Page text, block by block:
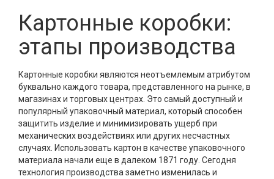
Картонные коробки:
этапы производства
Картонные коробки являются неотъемлемым атрибутом
буквально каждого товара, представленного на рынке, в
магазинах и торговых центрах. Это самый доступный и
популярный упаковочный материал, который способен
защитить изделие и минимизировать ущерб при
механических воздействиях или других несчастных
случаях. Использовать картон в качестве упаковочного
материала начали еще в далеком 1871 году. Сегодня
технология производства заметно изменилась и